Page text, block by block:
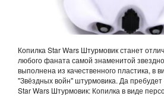
Копилка Star Wars Штурмовик станет
любого фаната самой знаменитой
выполнена из качественного пластика, в
"Звёздных войн" штурмовика. Да пребудет
Star Wars Штурмовик: Копилка в виде